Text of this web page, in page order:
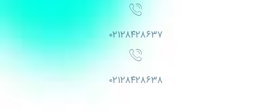
۰۲۱۲۸۴۲۸۶۳۷
۰۲۱۲۸۴۲۸۶۳۸